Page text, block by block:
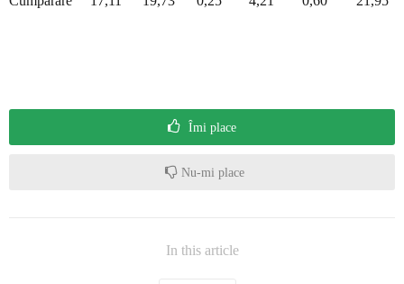
Îmi place
Nu-mi place
In this article